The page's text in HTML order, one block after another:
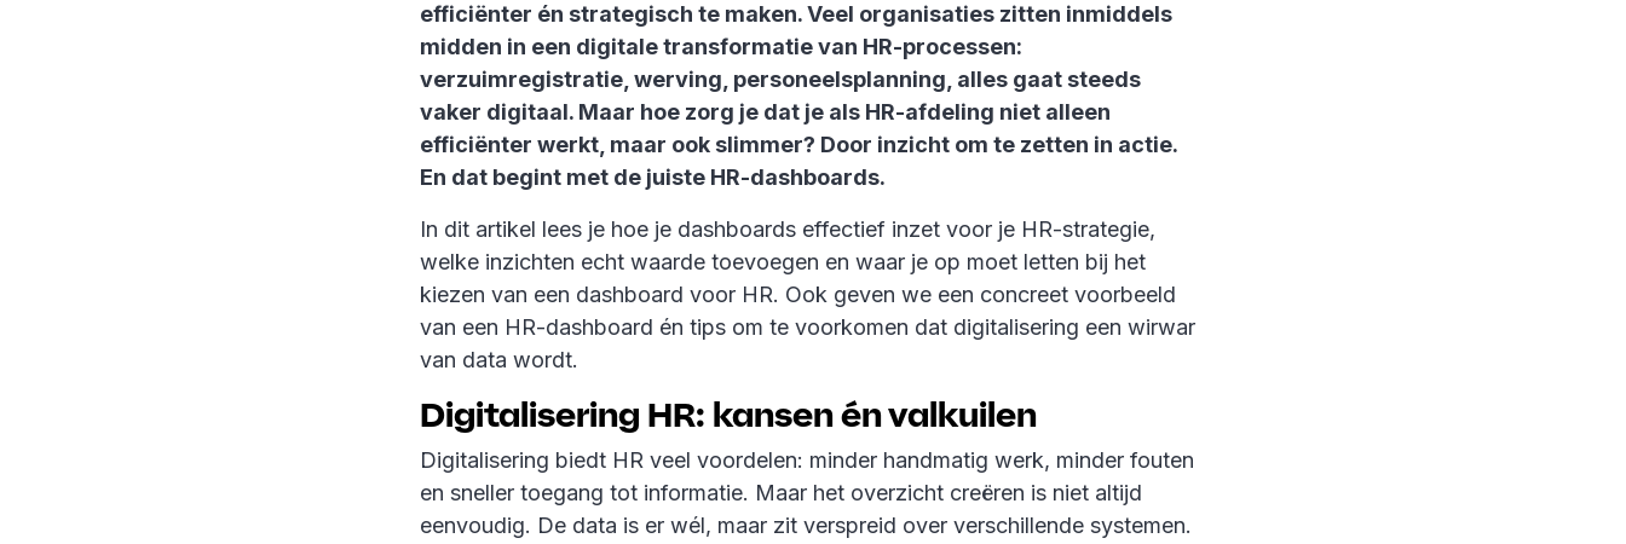
efficiënter én strategisch te maken. Veel organisaties zitten inmiddels
midden in een digitale transformatie van HR-processen:
verzuimregistratie, werving, personeelsplanning, alles gaat steeds
vaker digitaal. Maar hoe zorg je dat je als HR-afdeling niet alleen
efficiënter werkt, maar ook slimmer? Door inzicht om te zetten in actie.
En dat begint met de juiste HR-dashboards.
In dit artikel lees je hoe je dashboards effectief inzet voor je HR-strategie,
welke inzichten echt waarde toevoegen en waar je op moet letten bij het
kiezen van een dashboard voor HR. Ook geven we een concreet voorbeeld
van een HR-dashboard én tips om te voorkomen dat digitalisering een wirwar
van data wordt.
Digitalisering HR: kansen én valkuilen
Digitalisering biedt HR veel voordelen: minder handmatig werk, minder fouten
en sneller toegang tot informatie. Maar het overzicht creëren is niet altijd
eenvoudig. De data is er wél, maar zit verspreid over verschillende systemen.